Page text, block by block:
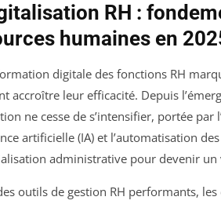
RH :
humaines en
digitale des fonctions RH
accroître leur efficacité. Depuis
ne cesse de s’intensifier, portée
artificielle (IA) et l’automatisation
administrative pour devenir
outils de gestion RH performants,